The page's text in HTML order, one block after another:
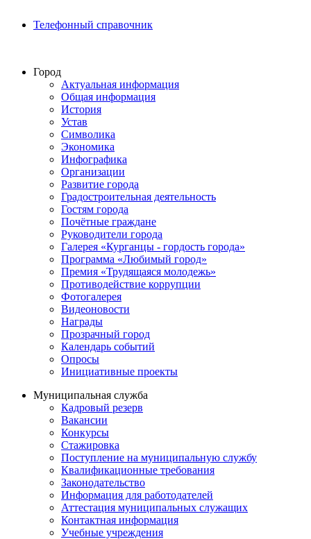
Телефонный справочник
Город
Актуальная информация
Общая информация
История
Устав
Символика
Экономика
Инфографика
Организации
Развитие города
Градостроительная деятельность
Гостям города
Почётные граждане
Руководители города
Галерея «Курганцы - гордость города»
Программа «Любимый город»
Премия «Трудящаяся молодежь»
Противодействие коррупции
Фотогалерея
Видеоновости
Награды
Прозрачный город
Календарь событий
Опросы
Инициативные проекты
Муниципальная служба
Кадровый резерв
Вакансии
Конкурсы
Стажировка
Поступление на муниципальную службу
Квалификационные требования
Законодательство
Информация для работодателей
Аттестация муниципальных служащих
Контактная информация
Учебные учреждения